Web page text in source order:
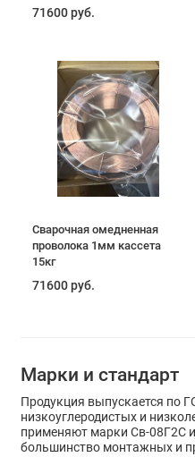
71600 руб.
Сварочная омедненная
проволока 1мм кассета
15кг
71600 руб.
Марки и стандарт
Продукция выпускается по
низкоуглеродистых и
применяют марки Св-08Г2С
большинство монтажных и